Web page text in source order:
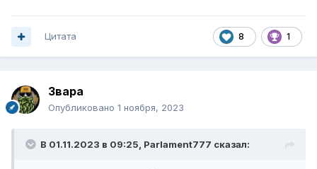
8 1
Цитата
Звара
Опубликовано 1 ноября, 2023
В 01.11.2023 в 09:25, Parlament777 сказал: